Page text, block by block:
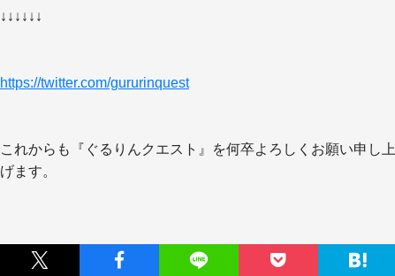
↓↓↓↓↓↓
https://twitter.com/gururinquest
これからも『ぐるりんクエスト』を何卒よろしくお願い申し上
げます。